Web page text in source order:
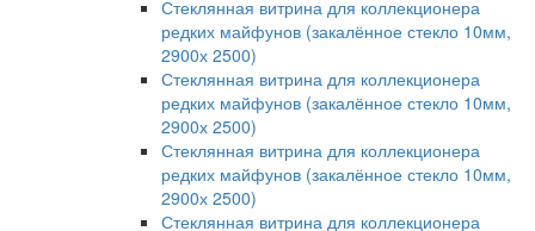
Стеклянная витрина для коллекционера
редких майфунов (закалённое стекло 10мм,
2900х 2500)
Стеклянная витрина для коллекционера
редких майфунов (закалённое стекло 10мм,
2900х 2500)
Стеклянная витрина для коллекционера
редких майфунов (закалённое стекло 10мм,
2900х 2500)
Стеклянная витрина для коллекционера